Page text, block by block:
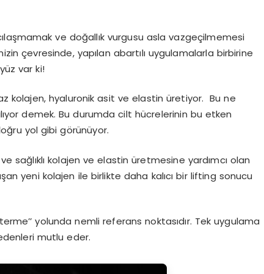
ve doğallık vurgusu asla vazgeçilmemesi
çevresinde, yapılan abartılı uygulamalarla birbirine
var ki!
kolajen, hyaluronik asit ve elastin üretiyor. Bu ne
demek. Bu durumda cilt hücrelerinin bu etken
yol gibi görünüyor.
sağlıklı kolajen ve elastin üretmesine yardımcı olan
yeni kolajen ile birlikte daha kalıcı bir lifting sonucu
yolunda nemli referans noktasıdır. Tek uygulama
mutlu eder.